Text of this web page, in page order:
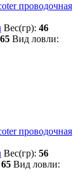
проводочная
Вес(гр): 46
65 Вид ловли:
проводочная
Вес(гр): 56
65 Вид ловли: